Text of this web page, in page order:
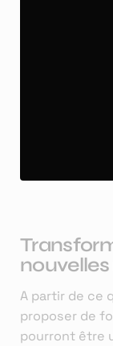
A partir de ce
proposer de
pourront être